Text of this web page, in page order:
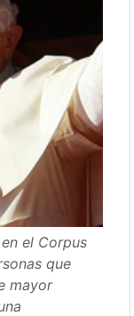
el Corpus
que
mayor